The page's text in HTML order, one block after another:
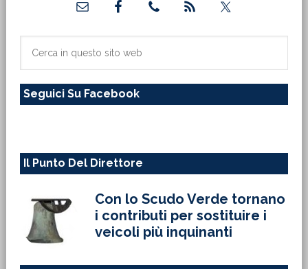
primaria
sito
Seguici Su Facebook
Il Punto Del Direttore
Con lo Scudo Verde tornano
i contributi per sostituire i
veicoli più inquinanti